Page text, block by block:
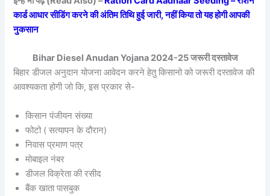
कार्ड आधार सीडिंग करने की अंतिम तिथि हुई जारी, नहीं किया तो यह होगी आपकी
नुकसान
Bihar Diesel Anudan Yojana 2024-25 जरूरी दस्तावेज
बिहार डीजल अनुदान योजना आवेदन करने हेतु किसानो को जरूरी दस्तावेज की
आवश्यकता होगी जो कि, इस प्रकार से-
किसान पंजीयन संख्या
फोटो ( सत्यापन के दौरान)
निवास प्रमाण पत्र
मोबाइल नंबर
डीजल विक्रेता की रसीद
बैंक खाता पासबुक